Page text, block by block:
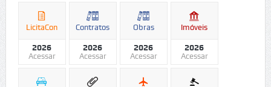
LicitaCon
2026
Acessar
Contratos
2026
Acessar
Obras
2026
Acessar
Imóveis
2026
Acessar